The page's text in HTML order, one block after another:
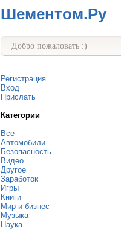
Шементом.Ру
Добро пожаловать :)
Регистрация
Вход
Прислать
Категории
Все
Автомобили
Безопасность
Видео
Другое
Заработок
Игры
Книги
Мир и бизнес
Музыка
Наука